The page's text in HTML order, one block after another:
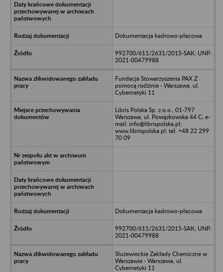
Dokumentacja kadrowo-płacowa
992700/611/2631/2015-SAK; UNP:
2021-00479988
Fundacja Stowarzyszenia PAX Z
pomocą rodzinie - Warszawa, ul.
Cybernetyki 11
Libris Polska Sp. z o.o., 01-797
Warszawa, ul. Powązkowska 44 C; e-
mail: info@librispolska.pl;
www.librispolska.pl; tel. +48 22 299
70 09
Dokumentacja kadrowo-płacowa
992700/611/2631/2015-SAK; UNP:
2021-00479988
Służewieckie Zakłady Chemiczne w
Warszawie - Warszawa, ul.
Cybernetyki 11